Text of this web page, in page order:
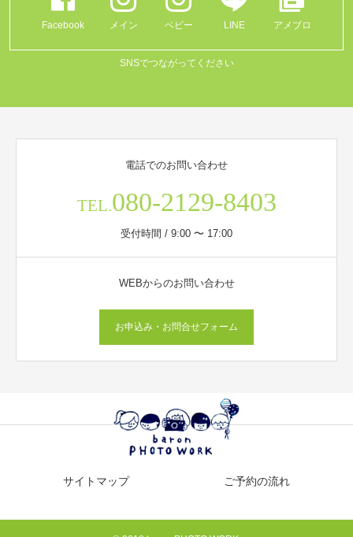
Facebook メイン ベビー LINE アメブロ
SNSでつながってください
電話でのお問い合わせ
TEL.080-2129-8403
受付時間 / 9:00 〜 17:00
WEBからのお問い合わせ
お申込み・お問合せフォーム
サイトマップ ご予約の流れ